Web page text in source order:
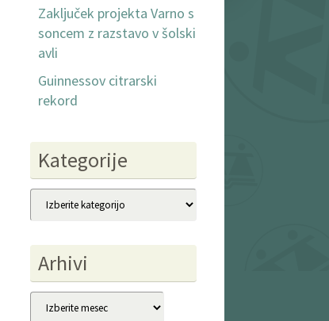
Zaključek projekta Varno s
soncem z razstavo v šolski
avli
Guinnessov citrarski
rekord
Kategorije
Kategorije
Arhivi
Arhivi